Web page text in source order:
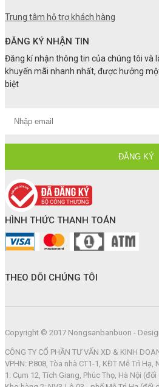
Trung tâm hỗ trợ khách hàng
ĐĂNG KÝ NHẬN TIN
Đăng kí nhận thông tin của chúng tôi và
khuyến mãi nhanh nhất, được hưởng
biệt
HÌNH THỨC THANH TOÁN
THEO DÕI CHÚNG TÔI
Copyright © 2017 Nongsanbanbuon -
CÔNG TY CỔ PHẦN TƯ VẤN XD & KINH
VPHN: P.808, Tòa nhà CT1-1, KĐT Mễ Trì
1: Cụm 12, Tích Giang, Phúc Thọ, Hà Nội